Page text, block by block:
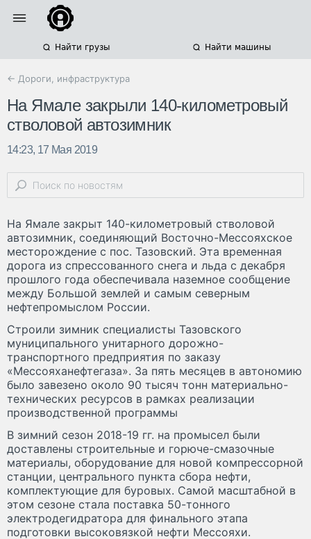
Найти грузы Найти машины
← Дороги, инфраструктура
На Ямале закрыли 140-километровый
стволовой автозимник
14:23, 17 Мая 2019
На Ямале закрыт 140-километровый стволовой
автозимник, соединяющий Восточно-Мессояхское
месторождение с пос. Тазовский. Эта временная
дорога из спрессованного снега и льда с декабря
прошлого года обеспечивала наземное сообщение
между Большой землей и самым северным
нефтепромыслом России.
Строили зимник специалисты Тазовского
муниципального унитарного дорожно-
транспортного предприятия по заказу
«Мессояханефтегаза». За пять месяцев в автономию
было завезено около 90 тысяч тонн материально-
технических ресурсов в рамках реализации
производственной программы
В зимний сезон 2018-19 гг. на промысел были
доставлены строительные и горюче-смазочные
материалы, оборудование для новой компрессорной
станции, центрального пункта сбора нефти,
комплектующие для буровых. Самой масштабной в
этом сезоне стала поставка 50-тонного
электродегидратора для финального этапа
подготовки высоковязкой нефти Мессояхи.